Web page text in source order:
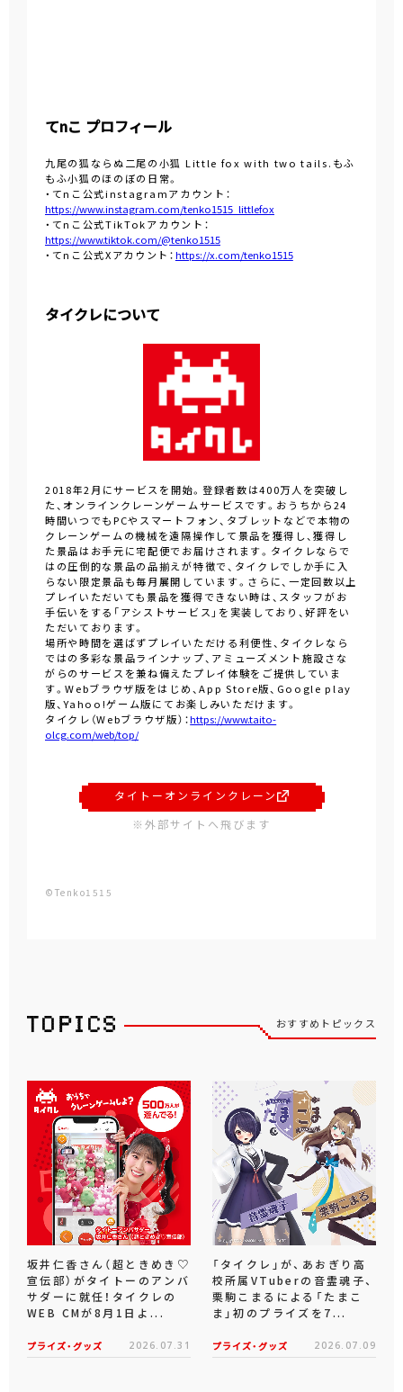
てnこ プロフィール
九尾の狐ならぬ二尾の小狐 Little fox with two tails.もふ
もふ小狐のほのぼの日常。
・てnこ公式instagramアカウント：
https://www.instagram.com/tenko1515_littlefox
・てnこ公式TikTokアカウント：
https://www.tiktok.com/@tenko1515
・てnこ公式Xアカウント：https://x.com/tenko1515
タイクレについて
2018年2月にサービスを開始。登録者数は400万人を突破し
た、オンラインクレーンゲームサービスです。おうちから24
時間いつでもPCやスマートフォン、タブレットなどで本物の
クレーンゲームの機械を遠隔操作して景品を獲得し、獲得し
た景品はお手元に宅配便でお届けされます。タイクレならで
はの圧倒的な景品の品揃えが特徴で、タイクレでしか手に入
らない限定景品も毎月展開しています。さらに、一定回数以上
プレイいただいても景品を獲得できない時は、スタッフがお
手伝いをする「アシストサービス」を実装しており、好評をい
ただいております。
場所や時間を選ばずプレイいただける利便性、タイクレなら
ではの多彩な景品ラインナップ、アミューズメント施設さな
がらのサービスを兼ね備えたプレイ体験をご提供していま
す。Webブラウザ版をはじめ、App Store版、Google play
版、Yahoo!ゲーム版にてお楽しみいただけます。
タイクレ（Webブラウザ版）：https://www.taito-
olcg.com/web/top/
タイトーオンラインクレーン
※外部サイトへ飛びます
©Tenko1515
おすすめトピックス
坂井仁香さん（超ときめき♡
宣伝部）がタイトーのアンバ
サダーに就任！タイクレの
WEB CMが8月1日よ...
プライズ・グッズ 2026.07.31
「タイクレ」が、あおぎり高
校所属VTuberの音霊魂子、
栗駒こまるによる「たまこ
ま」初のプライズを7...
プライズ・グッズ 2026.07.09